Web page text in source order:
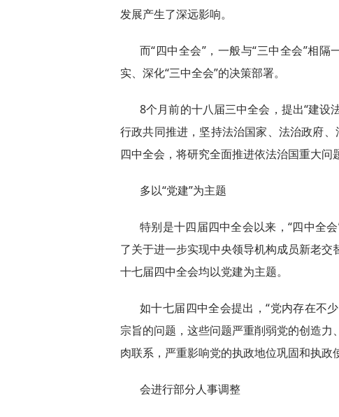
发展产生了深远影响。
而“四中全会”，一般与“三中全会”相
实、深化“三中全会”的决策部署。
8个月前的十八届三中全会，提出“建
行政共同推进，坚持法治国家、法治政府
四中全会，将研究全面推进依法治国重大问
多以“党建”为主题
特别是十四届四中全会以来，“四中全
了关于进一步实现中央领导机构成员新老交
十七届四中全会均以党建为主题。
如十七届四中全会提出，“党内存在不
宗旨的问题，这些问题严重削弱党的创造
肉联系，严重影响党的执政地位巩固和执政
会进行部分人事调整